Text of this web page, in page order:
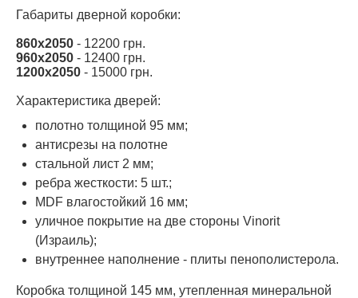
Габариты дверной коробки:
860х2050 - 12200 грн.
960х2050 - 12400 грн.
1200х2050 - 15000 грн.
Характеристика дверей:
полотно толщиной 95 мм;
антисрезы на полотне
стальной лист 2 мм;
ребра жесткости: 5 шт.;
MDF влагостойкий 16 мм;
уличное покрытие на две стороны Vinorit
(Израиль);
внутреннее наполнение - плиты пенополистерола.
Коробка толщиной 145 мм, утепленная минеральной